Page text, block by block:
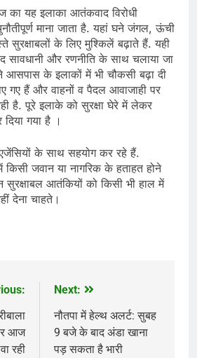
का यह इलाका आतंकवाद विरोधी
माना जाता है. यहां घने जंगल, ऊंची
सुरक्षाबलों के लिए मुश्किलें बढ़ाते हैं. यही
और रणनीति के साथ चलाया जा
आसपास के इलाकों में भी चौकसी बढ़ा दी
गए हैं और वाहनों व पैदल आवाजाही पर
है. पूरे इलाके को सुरक्षा घेरे में लेकर
गया है ।
एजेंसियों के साथ सहयोग कर रहे हैं.
जवान या नागरिक के हताहत होने
आतंकियों को किसी भी हाल में
देना चाहते।
आज
रही
Next:
नौतपा में हेल्थ अलर्ट: सुबह
9 बजे के बाद अंडा खाना
पड़ सकता है भारी